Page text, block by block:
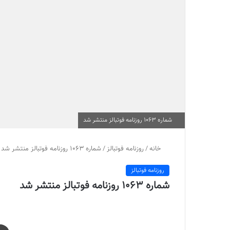
شماره 1063 روزنامه فوتبالز منتشر شد
خانه/روزنامه فوتبالز/شماره 1063 روزنامه فوتبالز منتشر شد
روزنامه فوتبالز
شماره 1063 روزنامه فوتبالز منتشر شد